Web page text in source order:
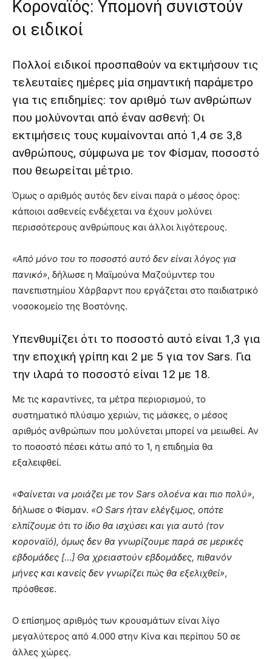
Κοροναϊός: Υπομονή συνιστούν
οι ειδικοί
Πολλοί ειδικοί προσπαθούν να εκτιμήσουν τις
τελευταίες ημέρες μία σημαντική παράμετρο
για τις επιδημίες: τον αριθμό των ανθρώπων
που μολύνονται από έναν ασθενή: Οι
εκτιμήσεις τους κυμαίνονται από 1,4 σε 3,8
ανθρώπους, σύμφωνα με τον Φίσμαν, ποσοστό
που θεωρείται μέτριο.
Όμως ο αριθμός αυτός δεν είναι παρά ο μέσος όρος:
κάποιοι ασθενείς ενδέχεται να έχουν μολύνει
περισσότερους ανθρώπους και άλλοι λιγότερους.
«Από μόνο του το ποσοστό αυτό δεν είναι λόγος για
πανικό», δήλωσε η Μαϊμούνα Μαζούμντερ του
πανεπιστημίου Χάρβαρντ που εργάζεται στο παιδιατρικό
νοσοκομείο της Βοστόνης.
Υπενθυμίζει ότι το ποσοστό αυτό είναι 1,3 για
την εποχική γρίπη και 2 με 5 για τον Sars. Για
την ιλαρά το ποσοστό είναι 12 με 18.
Με τις καραντίνες, τα μέτρα περιορισμού, το
συστηματικό πλύσιμο χεριών, τις μάσκες, ο μέσος
αριθμός ανθρώπων που μολύνεται μπορεί να μειωθεί. Αν
το ποσοστό πέσει κάτω από το 1, η επιδημία θα
εξαλειφθεί.
«Φαίνεται να μοιάζει με τον Sars ολοένα και πιο πολύ»,
δήλωσε ο Φίσμαν. «Ο Sars ήταν ελέγξιμος, οπότε
ελπίζουμε ότι το ίδιο θα ισχύσει και για αυτό (τον
κοροναϊό), όμως δεν θα γνωρίζουμε παρά σε μερικές
εβδομάδες […] Θα χρειαστούν εβδομάδες, πιθανόν
μήνες και κανείς δεν γνωρίζει πώς θα εξελιχθεί»,
πρόσθεσε.
Ο επίσημος αριθμός των κρουσμάτων είναι λίγο
μεγαλύτερος από 4.000 στην Κίνα και περίπου 50 σε
άλλες χώρες.